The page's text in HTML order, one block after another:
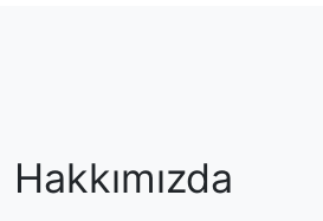
Hakkımızda